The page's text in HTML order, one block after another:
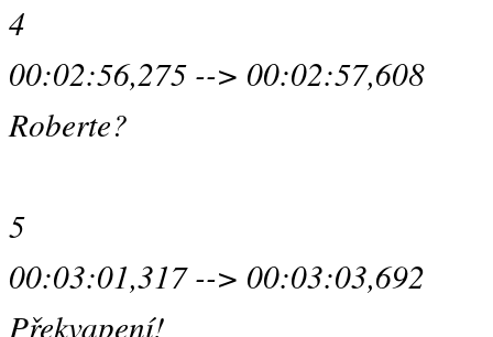
4
00:02:56,275 --> 00:02:57,608
Roberte?
5
00:03:01,317 --> 00:03:03,692
Překvapení!